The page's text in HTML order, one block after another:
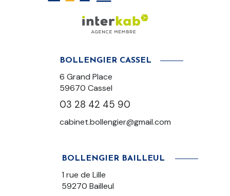
BOLLENGIER CASSEL
6 Grand Place
59670 Cassel
03 28 42 45 90
cabinet.bollengier@gmail.com
BOLLENGIER BAILLEUL
1 rue de Lille
59270 Bailleul